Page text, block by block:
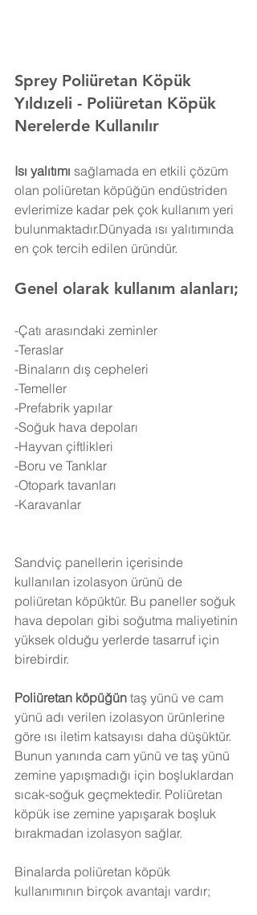
Sprey Poliüretan Köpük
Yıldızeli - Poliüretan Köpük
Nerelerde Kullanılır
Isı yalıtımı sağlamada en etkili çözüm
olan poliüretan köpüğün endüstriden
evlerimize kadar pek çok kullanım yeri
bulunmaktadır.Dünyada ısı yalıtımında
en çok tercih edilen üründür.
Genel olarak kullanım alanları;
-Çatı arasındaki zeminler
-Teraslar
-Binaların dış cepheleri
-Temeller
-Prefabrik yapılar
-Soğuk hava depoları
-Hayvan çiftlikleri
-Boru ve Tanklar
-Otopark tavanları
-Karavanlar
Sandviç panellerin içerisinde
kullanılan izolasyon ürünü de
poliüretan köpüktür. Bu paneller soğuk
hava depoları gibi soğutma maliyetinin
yüksek olduğu yerlerde tasarruf için
birebirdir.
Poliüretan köpüğün taş yünü ve cam
yünü adı verilen izolasyon ürünlerine
göre ısı iletim katsayısı daha düşüktür.
Bunun yanında cam yünü ve taş yünü
zemine yapışmadığı için boşluklardan
sıcak-soğuk geçmektedir. Poliüretan
köpük ise zemine yapışarak boşluk
bırakmadan izolasyon sağlar.
Binalarda poliüretan köpük
kullanımının birçok avantajı vardır;